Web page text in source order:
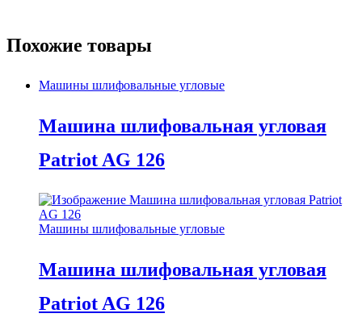
Похожие товары
Машины шлифовальные угловые
Машина шлифовальная угловая
Patriot AG 126
Машины шлифовальные угловые
Машина шлифовальная угловая
Patriot AG 126